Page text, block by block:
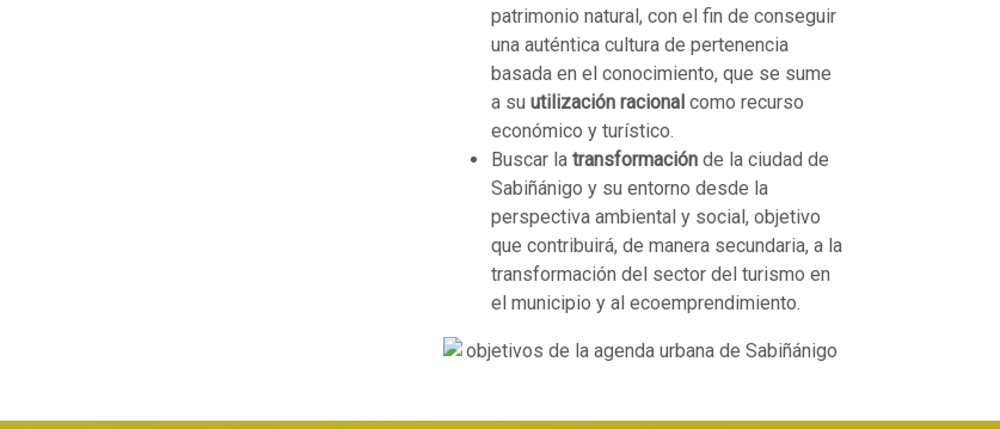
patrimonio natural, con el fin de conseguir
una auténtica cultura de pertenencia
basada en el conocimiento, que se sume
a su utilización racionalcomo recurso
económico y turístico.
Buscar la transformaciónde la ciudad de
Sabiñánigo y su entorno desde la
perspectiva ambiental y social, objetivo
que contribuirá, de manera secundaria, a la
transformación del sector del turismo en
el municipio y al ecoemprendimiento.